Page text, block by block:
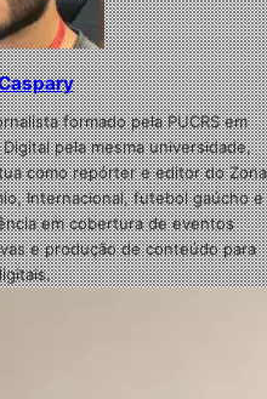
formado pela PUCRS em
pela mesma universidade,
como repórter e editor do Zona
Internacional, futebol gaúcho e
em cobertura de eventos
e produção de conteúdo para